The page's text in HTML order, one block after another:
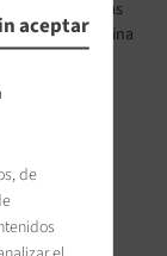
por las
lista. La página
aceptar
de